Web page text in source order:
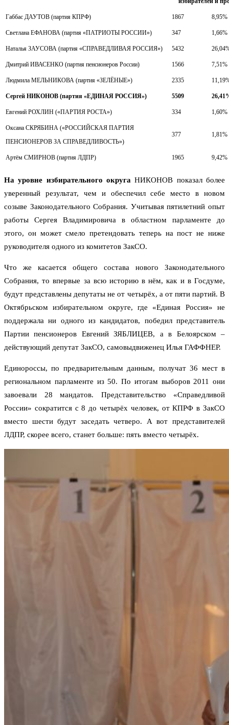
Габбас ДАУТОВ (партия КПРФ) 1867 8,95%
Светлана ЕФАНОВА (партия «ПАТРИОТЫ РОССИИ») 347 1,66%
Наталья ЗАУСОВА (партия «СПРАВЕДЛИВАЯ РОССИЯ») 5432
Дмитрий ИВАСЕНКО (партия пенсионеров России) 1566 7,51%
Людмила МЕЛЬНИКОВА (партия «ЗЕЛЁНЫЕ») 2335
Сергей НИКОНОВ (партия «ЕДИНАЯ РОССИЯ») 5509
Евгений РОХЛИН («ПАРТИЯ РОСТА») 334 1,60%
Оксана СКРЯБИНА («РОССИЙСКАЯ ПАРТИЯ
ПЕНСИОНЕРОВ ЗА СПРАВЕДЛИВОСТЬ»)
377 1,81%
Артём СМИРНОВ (партия ЛДПР) 1965 9,42%
На уровне избирательного округа НИКОНОВ показал более
уверенный результат, чем и обеспечил себе место в новом
созыве Законодательного Собрания. Учитывая пятилетний опыт
работы Сергея Владимировича в областном парламенте до
этого, он может смело претендовать теперь на пост не ниже
руководителя одного из комитетов ЗакСО.
Что же касается общего состава нового Законодательного
Собрания, то впервые за всю историю в нём, как и в Госдуме,
будут представлены депутаты не от четырёх, а от пяти партий. В
Октябрьском избирательном округе, где «Единая Россия» не
поддержала ни одного из кандидатов, победил представитель
Партии пенсионеров Евгений ЗЯБЛИЦЕВ, а в Белоярском –
действующий депутат ЗакСО, самовыдвиженец Илья ГАФФНЕР.
Единороссы, по предварительным данным, получат 36 мест в
региональном парламенте из 50. По итогам выборов 2011 они
завоевали 28 мандатов. Представительство «Справедливой
России» сократится с 8 до четырёх человек, от КПРФ в ЗакСО
вместо шести будут заседать четверо. А вот представителей
ЛДПР, скорее всего, станет больше: пять вместо четырёх.